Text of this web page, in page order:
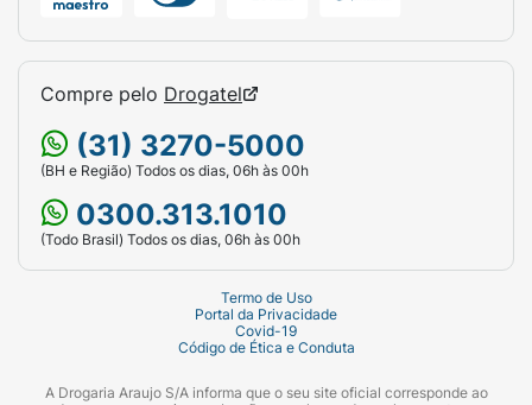
Compre pelo Drogatel
(31) 3270-5000
(BH e Região) Todos os dias, 06h às 00h
0300.313.1010
(Todo Brasil) Todos os dias, 06h às 00h
Termo de Uso
Portal da Privacidade
Covid-19
Código de Ética e Conduta
A Drogaria Araujo S/A informa que o seu site oficial corresponde ao